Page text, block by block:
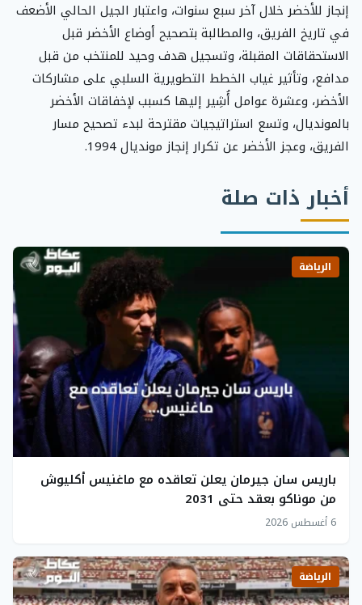
إنجاز للأخضر خلال آخر سبع سنوات، واعتبار الجيل الحالي الأضعف
في تاريخ الفريق، والمطالبة بتصحيح أوضاع الأخضر قبل
الاستحقاقات المقبلة، وتسجيل هدف وحيد للمنتخب من قبل
مدافع، وتأثير غياب الخطط التطويرية السلبي على مشاركات
الأخضر، وعشرة عوامل أُشِير إليها كسبب لإخفاقات الأخضر
بالمونديال، وتسع استراتيجيات مقترحة لبدء تصحيح مسار
الفريق، وعجز الأخضر عن تكرار إنجاز مونديال 1994.
أخبار ذات صلة
الرياضة
باريس سان جيرمان يعلن تعاقده مع ماغنيس أكليوش
من موناكو بعقد حتى 2031
6 أغسطس 2026
الرياضة